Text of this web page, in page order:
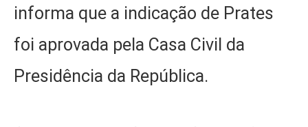
informa que a indicação de Prates
foi aprovada pela Casa Civil da
Presidência da República.